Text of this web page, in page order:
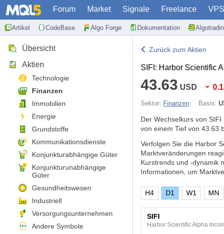
Forum Market Signale Freelance VPS
Artikel CodeBase Algo Forge Dokumentation
Übersicht
Aktien
Technologie
Finanzen
Immobilien
Energie
Grundstoffe
Kommunikationsdienste
Konjunkturabhängige Güter
Konjunkturunabhängige
Güter
Gesundheitswesen
Industriell
Versorgungsunternehmen
Andere Symbole
Zurück zum Aktien
SIFI: Harbor Scientific
43.63 USD
Sektor: Finanzen Basis:
Der Wechselkurs von
von einem Tief von 43.63
Verfolgen Sie die Harbor
Marktveränderungen
Kurstrends und -dynamik
Informationen, um
H4 D1 W1 MN
SIFI
Harbor Scientific Alpha